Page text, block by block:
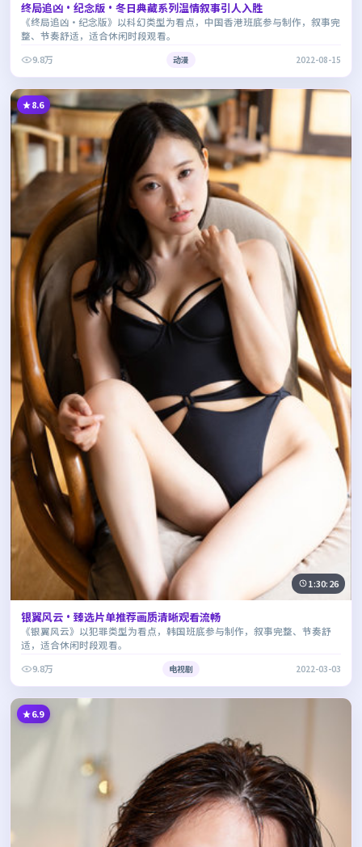
终局追凶·纪念版·冬日典藏系列温情叙事引人入胜
《终局追凶·纪念版》以科幻类型为看点，中国香港班底参与制作，叙事完
整、节奏舒适，适合休闲时段观看。
9.8万
动漫 2022-08-15
8.6
1:30:26
银翼风云·臻选片单推荐画质清晰观看流畅
《银翼风云》以犯罪类型为看点，韩国班底参与制作，叙事完整、节奏舒
适，适合休闲时段观看。
9.8万
电视剧 2022-03-03
6.9